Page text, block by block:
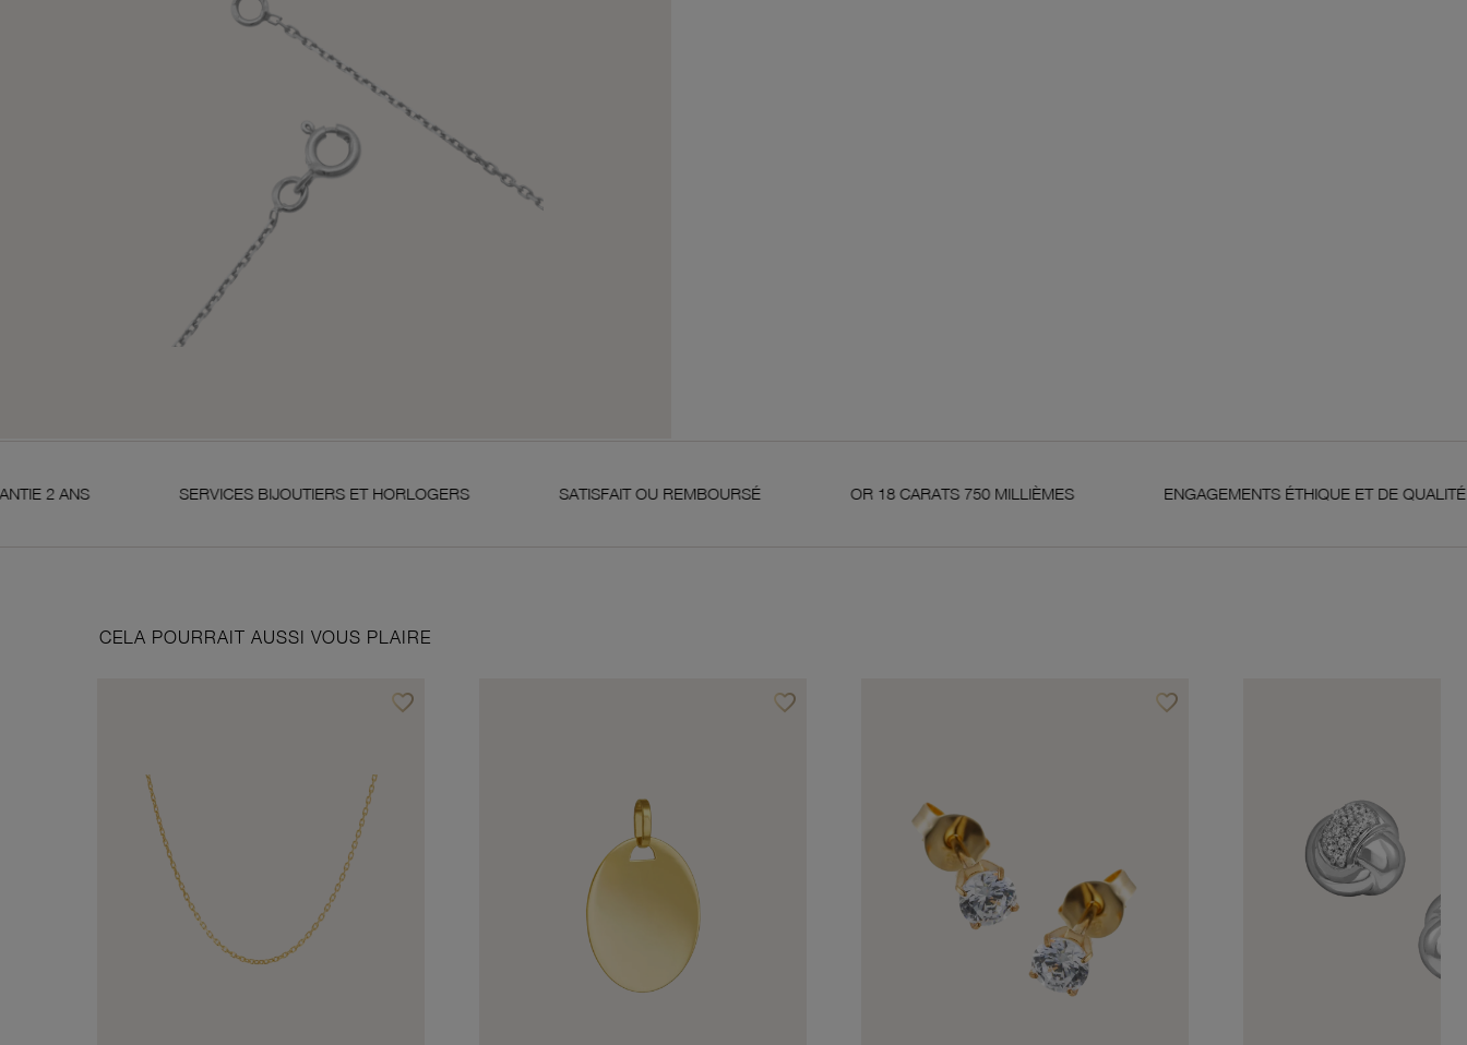
SERVICES BIJOUTIERS ET HORLOGERS SATISFAIT OU REMBOURSÉ OR 18 CARATS 750 MILLIÈMES ENGAGEMENTS ÉTHIQUE ET DE QUALITÉ
CELA POURRAIT AUSSI VOUS PLAIRE
favorite_borderAjouter à vos favoris favorite_borderAjouter à vos favoris favorite_borderAjouter à vos favoris